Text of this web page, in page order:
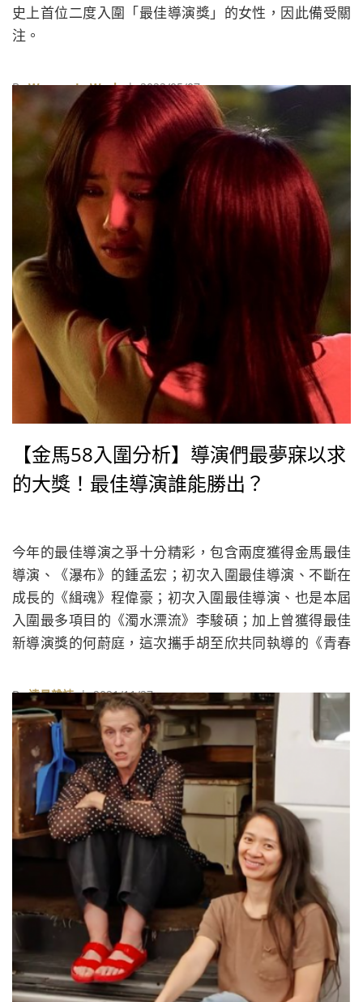
史上首位二度入圍「最佳導演獎」的女性，因此備受關
注。
ByWomen In Work| 2022/05/07
【金馬58入圍分析】導演們最夢寐以求
的大獎！最佳導演誰能勝出？
今年的最佳導演之爭十分精彩，包含兩度獲得金馬最佳
導演、《瀑布》的鍾孟宏；初次入圍最佳導演、不斷在
成長的《緝魂》程偉豪；初次入圍最佳導演、也是本屆
入圍最多項目的《濁水漂流》李駿碩；加上曾獲得最佳
新導演獎的何蔚庭，這次攜手胡至欣共同執導的《青春
《花果飄零》羅卓瑤──究竟誰能抱回大獎，依然是電影
圈津津樂道的話題。
By遠見雜誌| 2021/11/27